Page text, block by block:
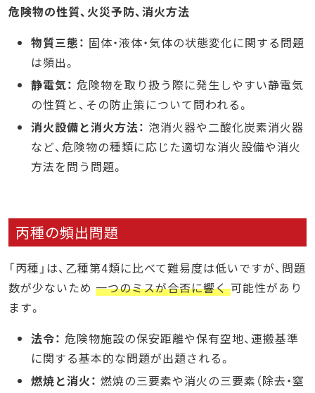
危険物の性質、火災予防、消火方法
物質三態： 固体・液体・気体の状態変化に関する問題
は頻出。
静電気： 危険物を取り扱う際に発生しやすい静電気
の性質と、その防止策について問われる。
消火設備と消火方法： 泡消火器や二酸化炭素消火器
など、危険物の種類に応じた適切な消火設備や消火
方法を問う問題。
丙種の頻出問題
「丙種」は、乙種第4類に比べて難易度は低いですが、問題
数が少ないため 一つのミスが合否に響く可能性があり
ます。
法令： 危険物施設の保安距離や保有空地、運搬基準
に関する基本的な問題が出題される。
燃焼と消火： 燃焼の三要素や消火の三要素（除去・窒